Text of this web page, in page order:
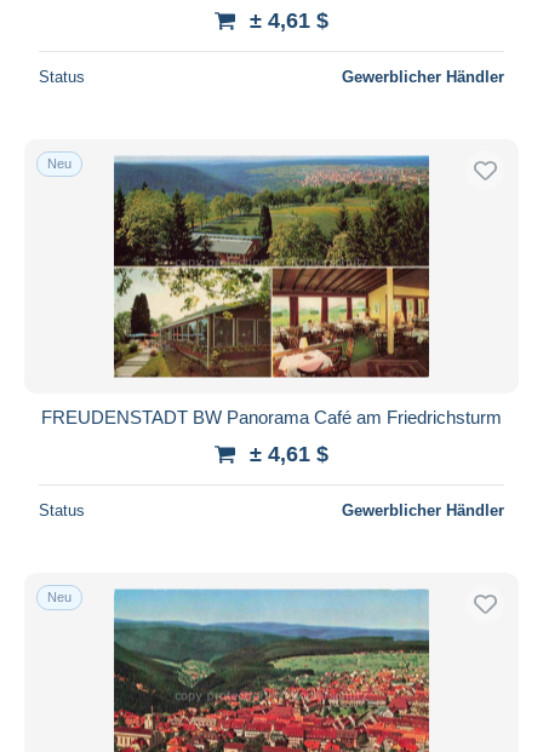
± 4,61 $
Status Gewerblicher Händler
Neu
FREUDENSTADT BW Panorama Café am Friedrichsturm
± 4,61 $
Status Gewerblicher Händler
Neu